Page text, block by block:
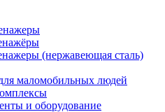
(нержавеющая сталь)
маломобильных людей
и оборудование